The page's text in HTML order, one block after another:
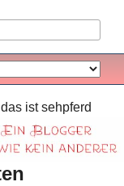
ist sehpferd